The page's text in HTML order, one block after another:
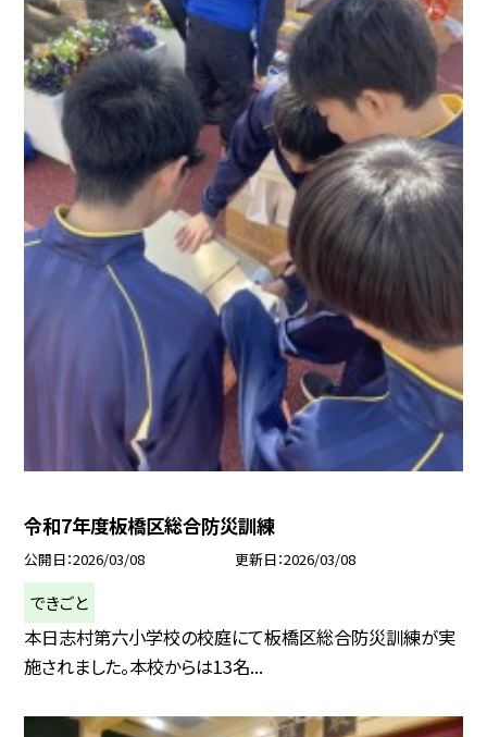
令和7年度板橋区総合防災訓練
公開日 2026/03/08 更新日 2026/03/08
できごと
本日志村第六小学校の校庭にて板橋区総合防災訓練が実
施されました。本校からは13名...